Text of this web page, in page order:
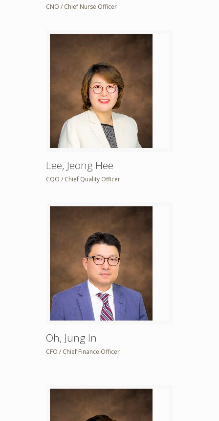
CNO / Chief Nurse Officer
Lee, Jeong Hee
CQO / Chief Quality Officer
Oh, Jung In
CFO / Chief Finance Officer